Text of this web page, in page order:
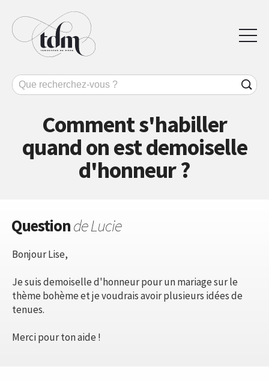
Comment s'habiller
quand on est demoiselle
d'honneur ?
Questionde Lucie
Bonjour Lise,
Je suis demoiselle d'honneur pour un mariage sur le
thème bohème et je voudrais avoir plusieurs idées de
tenues.
Merci pour ton aide !